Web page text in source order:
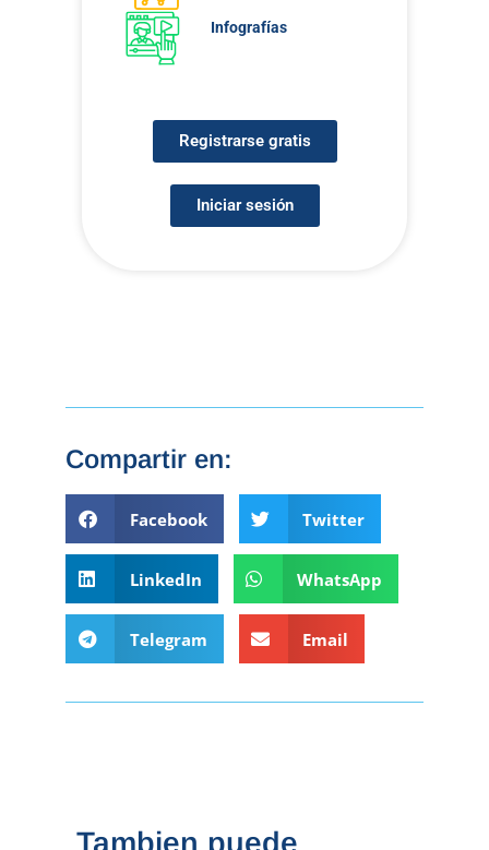
Infografías
Registrarse gratis
Iniciar sesión
Compartir en:
Facebook Twitter
LinkedIn WhatsApp
Telegram Email